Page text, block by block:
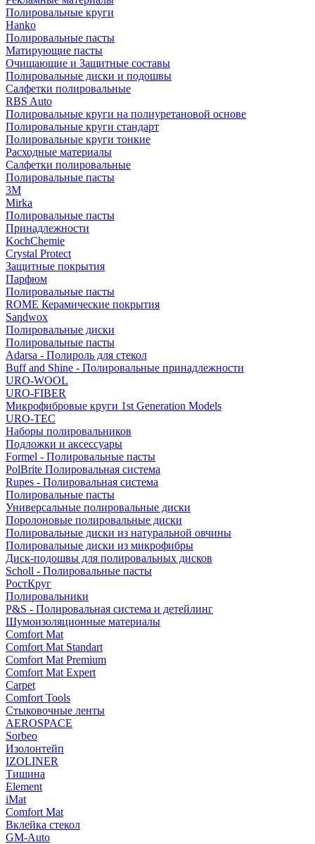
Полировальные круги
Hanko
Полировальные пасты
Матирующие пасты
Очищающие и Защитные составы
Полировальные диски и подошвы
Салфетки полировальные
RBS Auto
Полировальные круги на полиуретановой основе
Полировальные круги стандарт
Полировальные круги тонкие
Расходные материалы
Салфетки полировальные
Полировальные пасты
3М
Mirka
Полировальные пасты
Принадлежности
KochChemie
Crystal Protect
Защитные покрытия
Парфюм
Полировальные пасты
ROME Керамические покрытия
Sandwox
Полировальные диски
Полировальные пасты
Adarsa - Полироль для стекол
Buff and Shine - Полировальные принадлежности
URO-WOOL
URO-FIBER
Микрофибровые круги 1st Generation Models
URO-TEC
Наборы полировальников
Подложки и аксессуары
Formel - Полировальные пасты
PolBrite Полировальная система
Rupes - Полировальная система
Полировальные пасты
Универсальные полировальные диски
Поролоновые полировальные диски
Полировальные диски из натуральной овчины
Полировальные диски из микрофибры
Диск-подошвы для полировальных дисков
Scholl - Полировальные пасты
РостКруг
Полировальники
P&S - Полировальная система и детейлинг
Шумоизоляционные материалы
Comfort Mat
Comfort Mat Standart
Comfort Mat Premium
Comfort Mat Expert
Carpet
Comfort Tools
Стыковочные ленты
AEROSPACE
Sorbeo
Изолонтейп
IZOLINER
Тишина
Element
iMat
Comfort Mat
Вклейка стекол
GM-Auto